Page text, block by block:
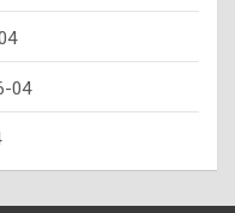
04